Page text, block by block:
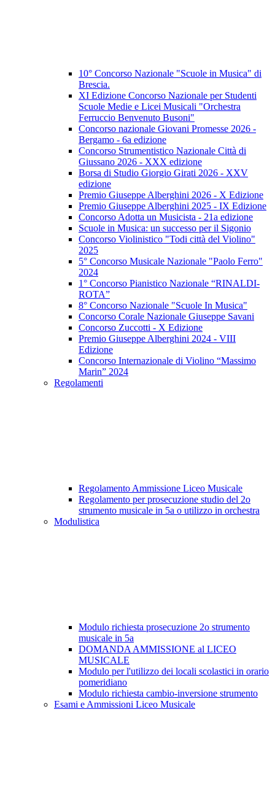
10° Concorso Nazionale "Scuole in Musica" di
Brescia.
XI Edizione Concorso Nazionale per Studenti
Scuole Medie e Licei Musicali "Orchestra
Ferruccio Benvenuto Busoni"
Concorso nazionale Giovani Promesse 2026 -
Bergamo - 6a edizione
Concorso Strumentistico Nazionale Città di
Giussano 2026 - XXX edizione
Borsa di Studio Giorgio Girati 2026 - XXV
edizione
Premio Giuseppe Alberghini 2026 - X Edizione
Premio Giuseppe Alberghini 2025 - IX Edizione
Concorso Adotta un Musicista - 21a edizione
Scuole in Musica: un successo per il Sigonio
Concorso Violinistico "Todi città del Violino"
2025
5° Concorso Musicale Nazionale "Paolo Ferro"
2024
1° Concorso Pianistico Nazionale “RINALDI-
ROTA”
8° Concorso Nazionale​​​​​​​​​​​​​​ "Scuole In Musica"
Concorso Corale Nazionale Giuseppe Savani
Concorso Zuccotti - X Edizione
Premio Giuseppe Alberghini 2024 - VIII
Edizione
Concorso Internazionale di Violino “Massimo
Marin” 2024
Regolamenti
Regolamento Ammissione Liceo Musicale
Regolamento per prosecuzione studio del 2o
strumento musicale in 5a o utilizzo in orchestra
Modulistica
Modulo richiesta prosecuzione 2o strumento
musicale in 5a
DOMANDA AMMISSIONE al LICEO
MUSICALE
Modulo per l'utilizzo dei locali scolastici in orario
pomeridiano
Modulo richiesta cambio-inversione strumento
Esami e Ammissioni Liceo Musicale